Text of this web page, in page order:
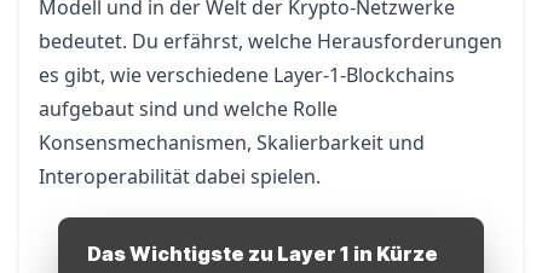
Modell und in der Welt der Krypto-Netzwerke
bedeutet. Du erfährst, welche Herausforderungen
es gibt, wie verschiedene Layer-1-Blockchains
aufgebaut sind und welche Rolle
Konsensmechanismen, Skalierbarkeit und
Interoperabilität dabei spielen.
Das Wichtigste zu Layer 1 in Kürze